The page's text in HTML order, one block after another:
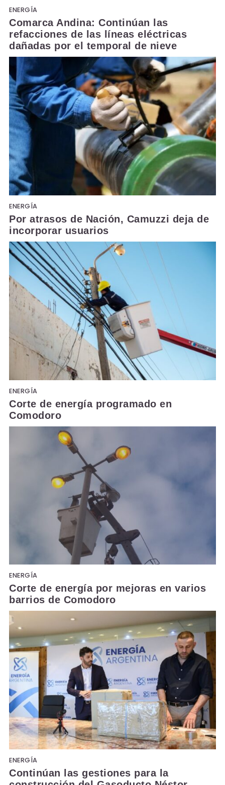
ENERGÍA
Comarca Andina: Continúan las
refacciones de las líneas eléctricas
dañadas por el temporal de nieve
ENERGÍA
Por atrasos de Nación, Camuzzi deja de
incorporar usuarios
ENERGÍA
Corte de energía programado en
Comodoro
ENERGÍA
Corte de energía por mejoras en varios
barrios de Comodoro
ENERGÍA
Continúan las gestiones para la